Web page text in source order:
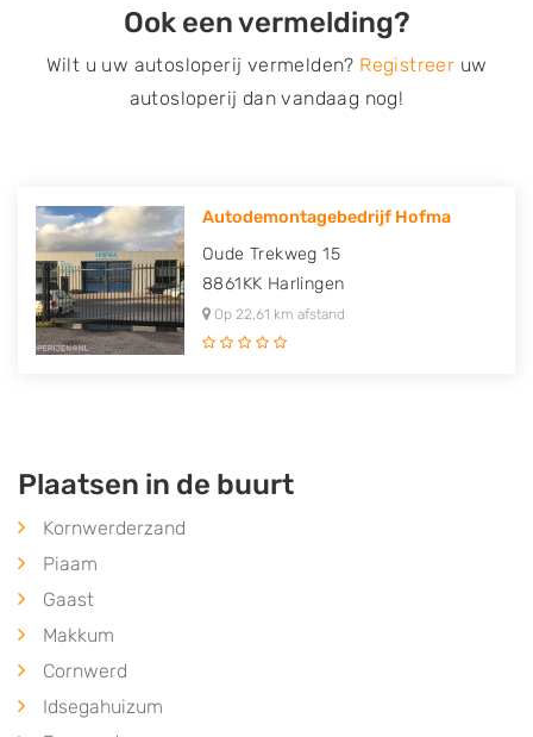
Ook een vermelding?
Wilt u uw autosloperij vermelden? Registreer uw
autosloperij dan vandaag nog!
Autodemontagebedrijf Hofma
Oude Trekweg 15
8861KK Harlingen
Op 22,61 km afstand
Plaatsen in de buurt
Kornwerderzand
Piaam
Gaast
Makkum
Cornwerd
Idsegahuizum